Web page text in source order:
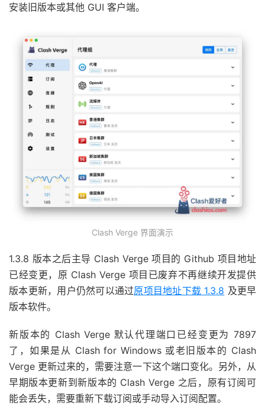
安装旧版本或其他 GUI 客户端。
Clash Verge 界面演示
1.3.8 版本之后主导 Clash Verge 项目的 Github 项目地址
已经变更，原 Clash Verge 项目已废弃不再继续开发提供
版本更新，用户仍然可以通过原项目地址下载 1.3.8 及更早
版本软件。
新版本的 Clash Verge 默认代理端口已经变更为 7897
了，如果是从 Clash for Windows 或老旧版本的 Clash
Verge 更新过来的，需要注意一下这个端口变化。另外，从
早期版本更新到新版本的 Clash Verge 之后，原有订阅可
能会丢失，需要重新下载订阅或手动导入订阅配置。